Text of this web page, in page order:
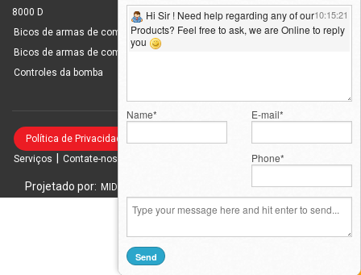
8000 D
Bicos de armas de combate a incêndio de fluxo selecionáveis
Bicos de armas de combate a incêndio de alta pressão
Controles da bomba
Política de Privacidade
Serviços Contate-nos
Projetado por: MID | Promovido por:PBD